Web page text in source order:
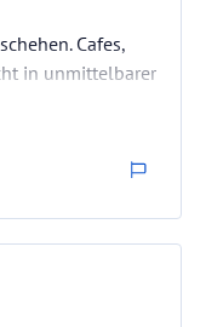
Cafes,
in unmittelbarer